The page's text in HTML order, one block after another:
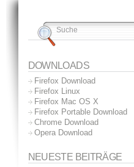
DOWNLOADS
Firefox Download
Firefox Linux
Firefox Mac OS X
Firefox Portable Download
Chrome Download
Opera Download
NEUESTE BEITRÄGE